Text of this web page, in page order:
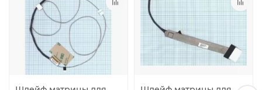
MB: Compal Q5WS1, Q5WV0, Q5WV1, Q5WVH, V5WC1
Совместимые модели шлейфов матрицы, p/n:
50.R4F02.009, 50.WJ802.008, NEW70, DC020010L10,